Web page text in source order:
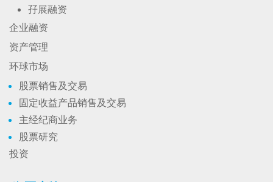
孖展融资
企业融资
资产管理
环球市场
股票销售及交易
固定收益产品销售及交易
主经纪商业务
股票研究
投资